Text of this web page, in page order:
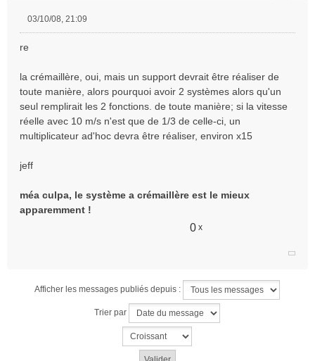
s
a
g
e
n
u
03/10/08, 21:09
re
la crémaillère, oui, mais un support devrait être réaliser de
toute manière, alors pourquoi avoir 2 systèmes alors qu'un
seul remplirait les 2 fonctions. de toute manière; si la vitesse
réelle avec 10 m/s n'est que de 1/3 de celle-ci, un
multiplicateur ad'hoc devra être réaliser, environ x15
jeff
méa culpa, le système a crémaillère est le mieux
apparemment !
0 x
Afficher les messages publiés depuis :
Trier par